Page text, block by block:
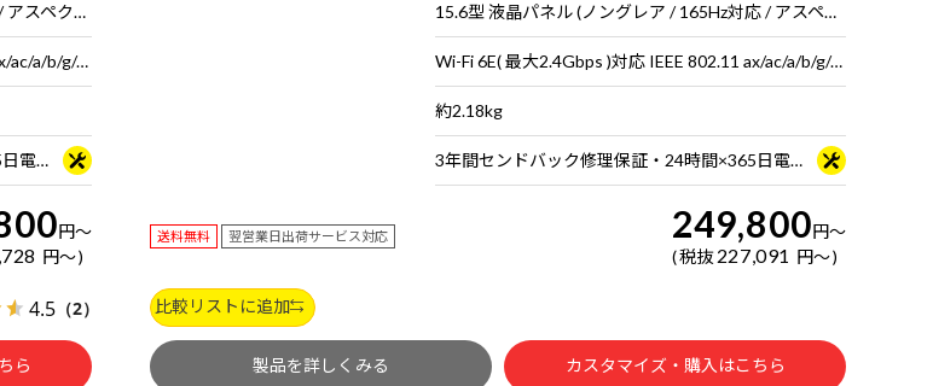
16型 液晶パネル (ノングレア / 180Hz対応 / アスペクト比16:10)
Wi-Fi 6E( 最大2.4Gbps )対応 IEEE 802.11 ax/ac/a/b/g/n準拠 ＋ Bluetooth 5内蔵
3年間センドバック修理保証・24時間×365日電話サポート
円～
円～
4.5 （2）
ら
15.6型 液晶パネル (ノングレア / 165Hz対応 / アスペクト比16:9)
Wi-Fi 6E( 最大2.4Gbps )対応 IEEE 802.11 ax/ac/a/b/g/n準拠 ＋ Bluetooth 5内蔵
約2.18kg
3年間センドバック修理保証・24時間×365日電話サポート
送料無料 翌営業日出荷サービス対応 249,800円～
税抜 227,091 円～
比較リストに追加
製品を詳しくみる カスタマイズ・購入はこちら